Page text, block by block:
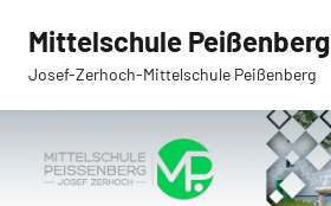
Inhalt
springen
Mittelschule Peißenberg
Josef-Zerhoch-Mittelschule Peißenberg